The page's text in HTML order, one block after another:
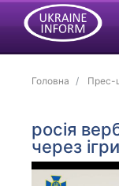
Головна Прес-
росія
через